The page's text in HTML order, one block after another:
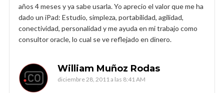
años 4 meses y ya sabe usarla. Yo aprecio el valor que me ha
dado un iPad: Estudio, simpleza, portabilidad, agilidad,
conectividad, personalidad y me ayuda en mi trabajo como
consultor oracle, lo cual se ve reflejado en dinero.
William Muñoz Rodas
diciembre 28, 2011 a las 8:41 AM